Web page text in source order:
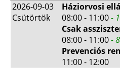
2026-09-03
Csütörtök
Háziorvosi
08:00 - 11:00-
Csak
08:00 - 11:00-
Prevenciós
11:00 - 12:00